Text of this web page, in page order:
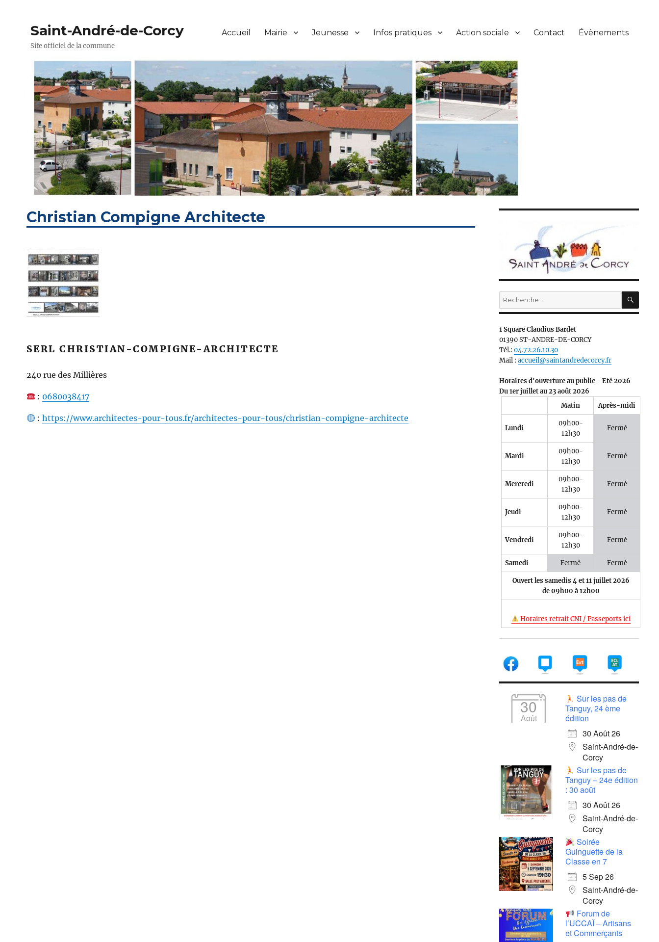
Saint-André-de-Corcy
Site officiel de la commune
Accueil Mairie Jeunesse Infos pratiques Action sociale Contact Évènements
Christian Compigne Architecte
SERL CHRISTIAN-COMPIGNE-ARCHITECTE
240 rue des Millières
: 0680038417
: https://www.architectes-pour-tous.fr/architectes-pour-tous/christian-compigne-architecte
Recherche
pour :
1 Square Claudius Bardet
01390 ST-ANDRE-DE-CORCY
Tél.:04.72.26.10.30
Mail :accueil@saintandredecorcy.fr
Horaires d'ouverture au public - Eté 2026
Du 1er juillet au 23 août 2026
Matin
Après-midi
Lundi
09h00-
12h30
Fermé
Mardi
09h00-
12h30
Fermé
Mercredi
09h00-
12h30
Fermé
Jeudi
09h00-
12h30
Fermé
Vendredi
09h00-
12h30
Fermé
Samedi Fermé Fermé
Ouvert les samedis 4 et 11 juillet 2026
de 09h00 à 12h00
Horaires retrait CNI / Passeports ici
30
Août
Sur les pas de
Tanguy, 24 ème
édition
30 Août 26
Saint-André-de-
Corcy
Sur les pas de
Tanguy – 24e édition
: 30 août
30 Août 26
Saint-André-de-
Corcy
Soirée
Guinguette de la
Classe en 7
5 Sep 26
Saint-André-de-
Corcy
Forum de
l’UCCAÏ – Artisans
et Commerçants